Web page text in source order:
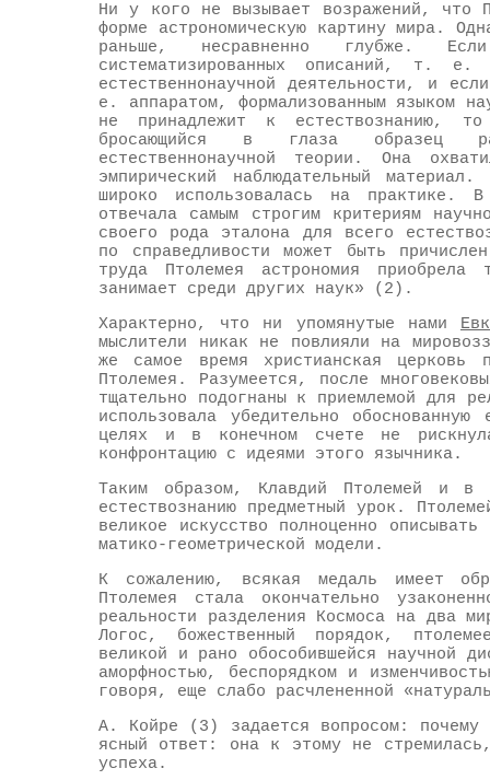
Ни у кого не вызывает возражений, что
форме астрономическую картину мира.
раньше, несравненно глубже.
систематизированных описаний, т. е.
естественнонаучной деятельности, и
е. аппаратом, формализованным языком
не принадлежит к естествознанию,
бросающийся в глаза образец
естественнонаучной теории. Она
эмпирический наблюдательный
широко использовалась на практике.
отвечала самым строгим критериям
своего рода эталона для всего
по справедливости может быть
труда Птолемея астрономия
занимает среди других наук» (2).
Характерно, что ни упомянутые нами
мыслители никак не повлияли на
же самое время христианская церковь
Птолемея. Разумеется, после
тщательно подогнаны к приемлемой для
использовала убедительно
целях и в конечном счете не
конфронтацию с идеями этого язычника.
Таким образом, Клавдий Птолемей и в
естествознанию предметный урок.
великое искусство полноценно
матико-геометрической модели.
К сожалению, всякая медаль имеет
Птолемея стала окончательно
реальности разделения Космоса на два
Логос, божественный порядок,
великой и рано обособившейся научной
аморфностью, беспорядком и
говоря, еще слабо расчлененной
А. Койре (3) задается вопросом: почему
ясный ответ: она к этому не
успеха.